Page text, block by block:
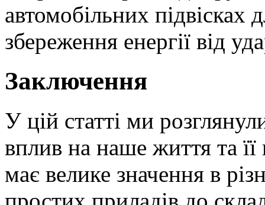
автомобільних підвісках
збереження енергії від
Заключення
У цій статті ми
вплив на наше життя та
має велике значення в